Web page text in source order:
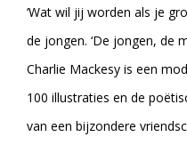
‘Wat wil jij worden als je
de jongen. ‘De jongen, de
Charlie Mackesy is een
100 illustraties en de
van een bijzondere